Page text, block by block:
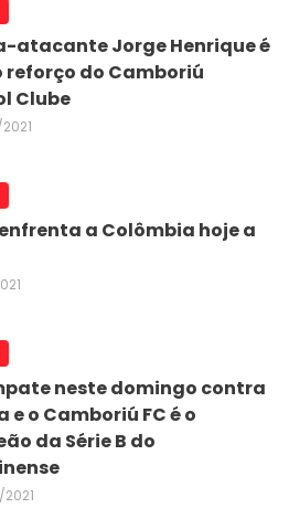
atacante Jorge Henrique é
reforço do Camboriú
Clube
a Colômbia hoje a
neste domingo contra
e o Camboriú FC é o
da Série B do